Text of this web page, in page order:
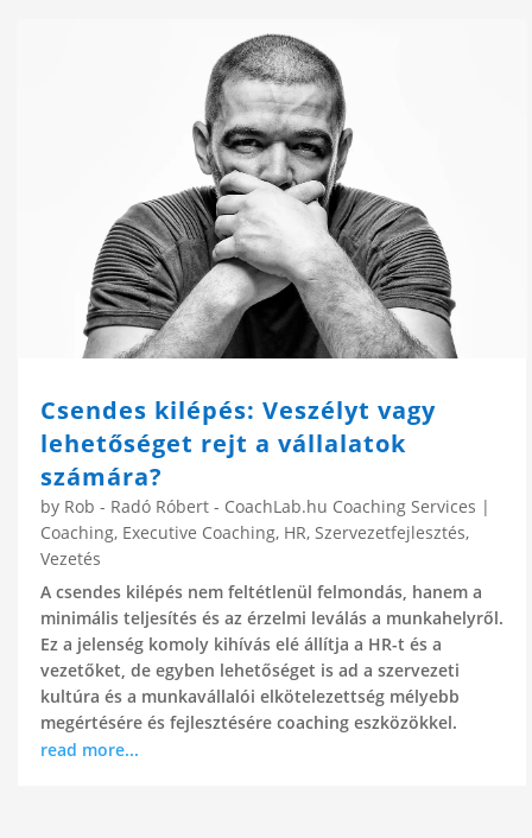
Csendes kilépés: Veszélyt vagy
lehetőséget rejt a vállalatok
számára?
by Rob - Radó Róbert - CoachLab.hu Coaching Services |
Coaching, Executive Coaching, HR, Szervezetfejlesztés,
Vezetés
A csendes kilépés nem feltétlenül felmondás, hanem a
minimális teljesítés és az érzelmi leválás a munkahelyről.
Ez a jelenség komoly kihívás elé állítja a HR-t és a
vezetőket, de egyben lehetőséget is ad a szervezeti
kultúra és a munkavállalói elkötelezettség mélyebb
megértésére és fejlesztésére coaching eszközökkel.
read more...